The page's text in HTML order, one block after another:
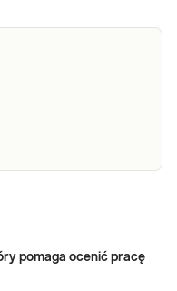
oparciu o ekstrakt
w diagnostyce i
pomaga ocenić pracę